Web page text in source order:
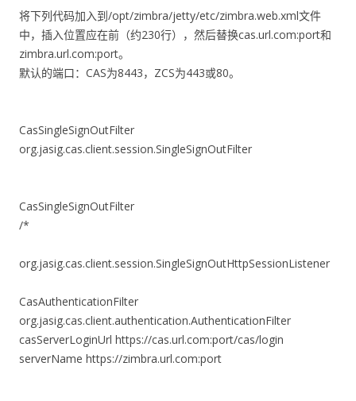
将下列代码加入到/opt/zimbra/jetty/etc/zimbra.web.xml文件
中，插入位置应在前（约230行），然后替换cas.url.com:port和
zimbra.url.com:port。
默认的端口：CAS为8443，ZCS为443或80。
CasSingleSignOutFilter
org.jasig.cas.client.session.SingleSignOutFilter
CasSingleSignOutFilter
/*
org.jasig.cas.client.session.SingleSignOutHttpSessionListener
CasAuthenticationFilter
org.jasig.cas.client.authentication.AuthenticationFilter
casServerLoginUrl https://cas.url.com:port/cas/login
serverName https://zimbra.url.com:port